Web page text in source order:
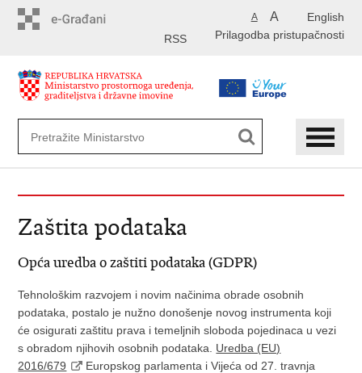
English
A A
Prilagodba pristupačnosti
RSS
Zaštita podataka
Opća uredba o zaštiti podataka (GDPR)
Tehnološkim razvojem i novim načinima obrade osobnih
podataka, postalo je nužno donošenje novog instrumenta koji
će osigurati zaštitu prava i temeljnih sloboda pojedinaca u vezi
s obradom njihovih osobnih podataka. Uredba (EU)
2016/679
Europskog parlamenta i Vijeća od 27. travnja